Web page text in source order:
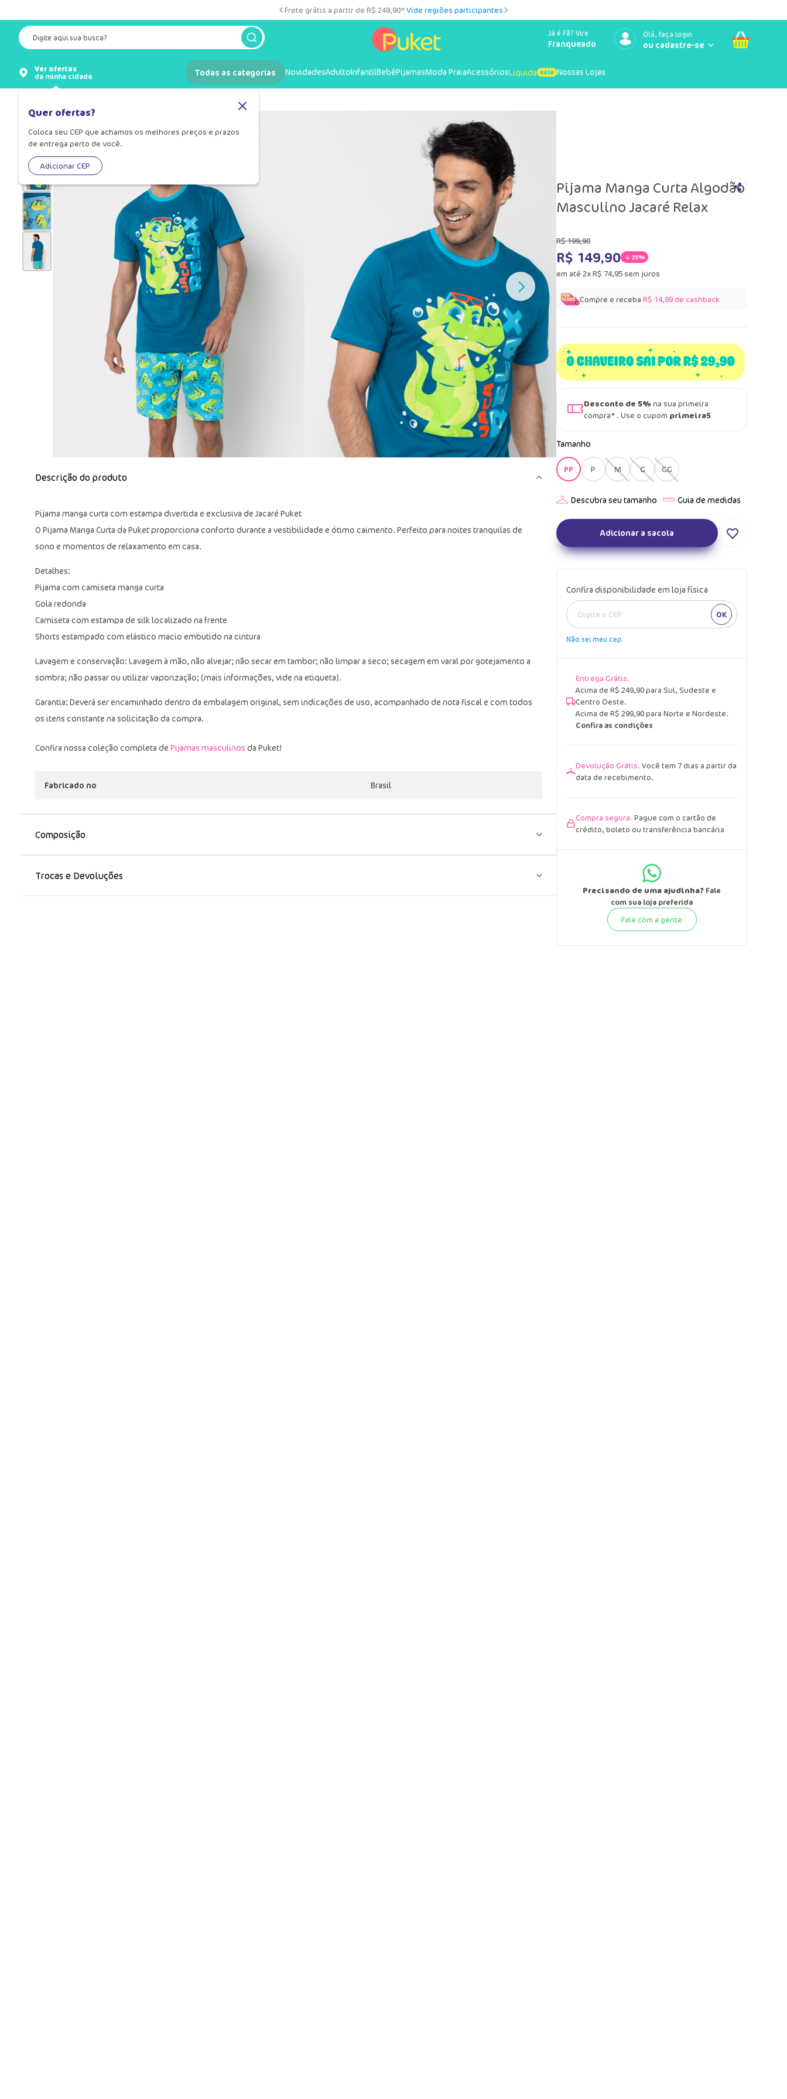
Frete grátis a partir de R$ 249,90*Vide regiões participantes
Digite aqui sua busca? Já é Fã? Vire
Franqueado
Olá, faça login
Ver ofertas
da minha cidade
Quer ofertas?
Coloca seu CEP que achamos os melhores preços e prazos
de entrega perto de você.
Adicionar CEP
Todas as categorias NovidadesAdultoInfantilBebêPijamasModa PraiaAcessóriosLiquida Nossas Lojas
Descrição do produto
Pijama manga curta com estampa divertida e exclusiva de Jacaré Puket
O Pijama Manga Curta da Puket proporciona conforto durante a vestibilidade e ótimo caimento. Perfeito para noites tranquilas de
sono e momentos de relaxamento em casa.
Detalhes:
Pijama com camiseta manga curta
Gola redonda
Camiseta com estampa de silk localizado na frente
Shorts estampado com elástico macio embutido na cintura
Lavagem e conservação: Lavagem à mão, não alvejar; não secar em tambor; não limpar a seco; secagem em varal por gotejamento a
sombra; não passar ou utilizar vaporização; (mais informações, vide na etiqueta).
Garantia: Deverá ser encaminhado dentro da embalagem original, sem indicações de uso, acompanhado de nota fiscal e com todos
os itens constante na solicitação da compra.
Confira nossa coleção completa de Pijamas masculinos da Puket!
Fabricado no Brasil
Composição
Trocas e Devoluções
Pijama Manga Curta Algodão
Masculino Jacaré Relax
R$199,90
R$ 149,90 25%
em até 2xR$ 74,95 sem juros
Compre e receba R$ 14,99de cashback
Desconto de 5%na sua primeira
compra* . Use o cupom primeira5
Tamanho
PP P M G GG
Adicionar a sacola
Confira disponibilidade em loja física
OK
Não sei meu cep
Entrega Grátis.
Acima de R$ 249,90 para Sul, Sudeste e
Centro Oeste.
Acima de R$ 299,90 para Norte e Nordeste.
Confira as condições
Devolução Grátis. Você tem 7 dias a partir da
data de recebimento.
Compra segura. Pague com o cartão de
crédito, boleto ou transferência bancária
Precisando de uma ajudinha? Fale
com sua loja preferida
Fale com a gente